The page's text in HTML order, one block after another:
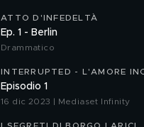
ATTO D'INFEDELTÀ
Ep. 1 - Berlin
Drammatico
INTERRUPTED - L'AMORE
Episodio 1
16 dic 2023 | Mediaset Infinity